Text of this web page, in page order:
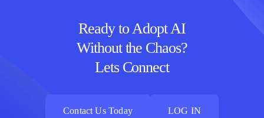
Ready to Adopt AI
Without the Chaos?
Lets Connect
Contact Us Today
LOG IN